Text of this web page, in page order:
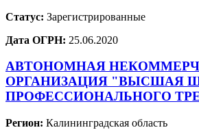
Статус: Зарегистрированные
Дата ОГРН: 25.06.2020
АВТОНОМНАЯ
ОРГАНИЗАЦИЯ "ВЫСШАЯ
ПРОФЕССИОНАЛЬНОГО
Регион: Калининградская область